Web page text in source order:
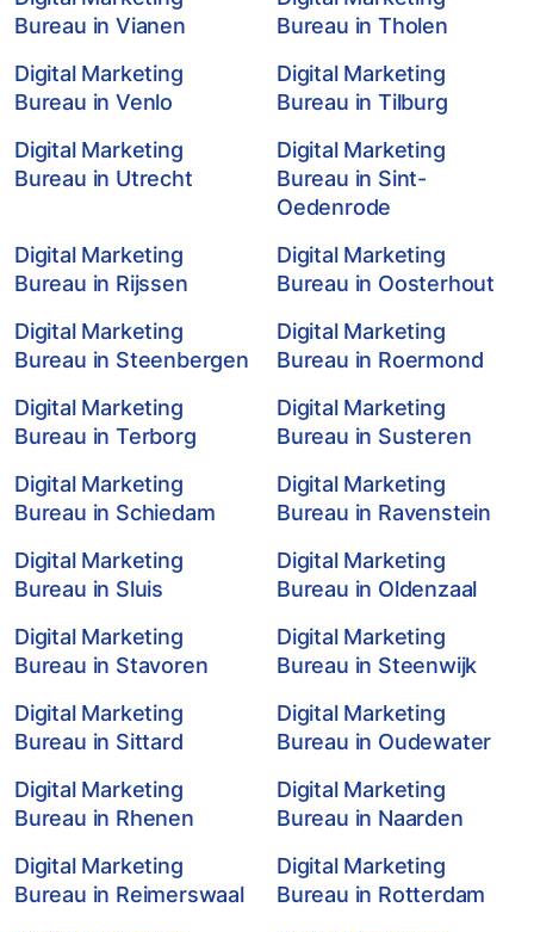
Bureau in Vianen
Bureau in Tholen
Digital Marketing
Bureau in Venlo
Digital Marketing
Bureau in Tilburg
Digital Marketing
Bureau in Utrecht
Digital Marketing
Bureau in Sint-
Oedenrode
Digital Marketing
Bureau in Rijssen
Digital Marketing
Bureau in Oosterhout
Digital Marketing
Bureau in Steenbergen
Digital Marketing
Bureau in Roermond
Digital Marketing
Bureau in Terborg
Digital Marketing
Bureau in Susteren
Digital Marketing
Bureau in Schiedam
Digital Marketing
Bureau in Ravenstein
Digital Marketing
Bureau in Sluis
Digital Marketing
Bureau in Oldenzaal
Digital Marketing
Bureau in Stavoren
Digital Marketing
Bureau in Steenwijk
Digital Marketing
Bureau in Sittard
Digital Marketing
Bureau in Oudewater
Digital Marketing
Bureau in Rhenen
Digital Marketing
Bureau in Naarden
Digital Marketing
Bureau in Reimerswaal
Digital Marketing
Bureau in Rotterdam